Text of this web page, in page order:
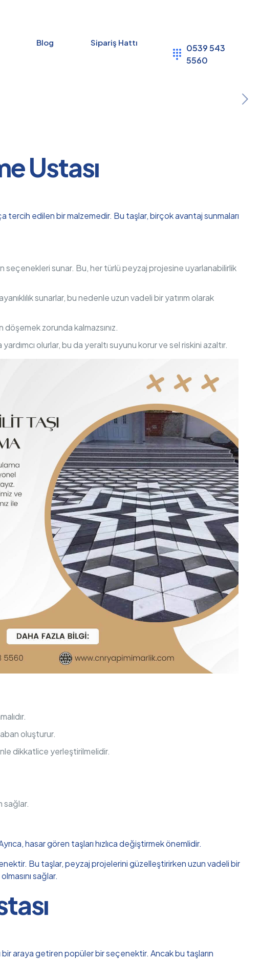
Blog Sipariş Hattı
0539 543
5560
Ustası
tercih edilen bir malzemedir. Bu taşlar, birçok avantaj sunmaları
seçenekleri sunar. Bu, her türlü peyzaj projesine uyarlanabilirlik
sunarlar, bu nedenle uzun vadeli bir yatırım olarak
zorunda kalmazsınız.
olurlar, bu da yeraltı suyunu korur ve sel riskini azaltır.
oluşturur.
dikkatlice yerleştirilmelidir.
sağlar.
hasar gören taşları hızlıca değiştirmek önemlidir.
Bu taşlar, peyzaj projelerini güzelleştirirken uzun vadeli bir
sağlar.
araya getiren popüler bir seçenektir. Ancak bu taşların